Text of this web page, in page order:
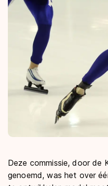
Deze commissie, door de
genoemd, was het over